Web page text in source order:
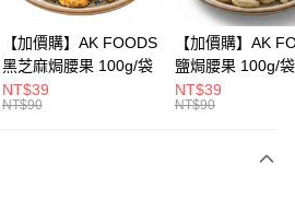
兆豐國際商業銀行
華泰商業銀行
遠東國際商業銀行
【加價購】AK FOODS
黑芝麻焗腰果 100g/袋
NT$39
NT$90
【加價購】AK
鹽焗腰果 100g/袋
NT$39
NT$90